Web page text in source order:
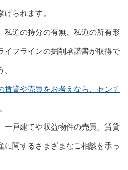
られます。
私道の持分の有無、私道の所有形
イフラインの掘削承諾書が取得で
賃貸や売買をお考えなら、センチ
一戸建てや収益物件の売買、賃貸
に関するさまざまなご相談を承っ